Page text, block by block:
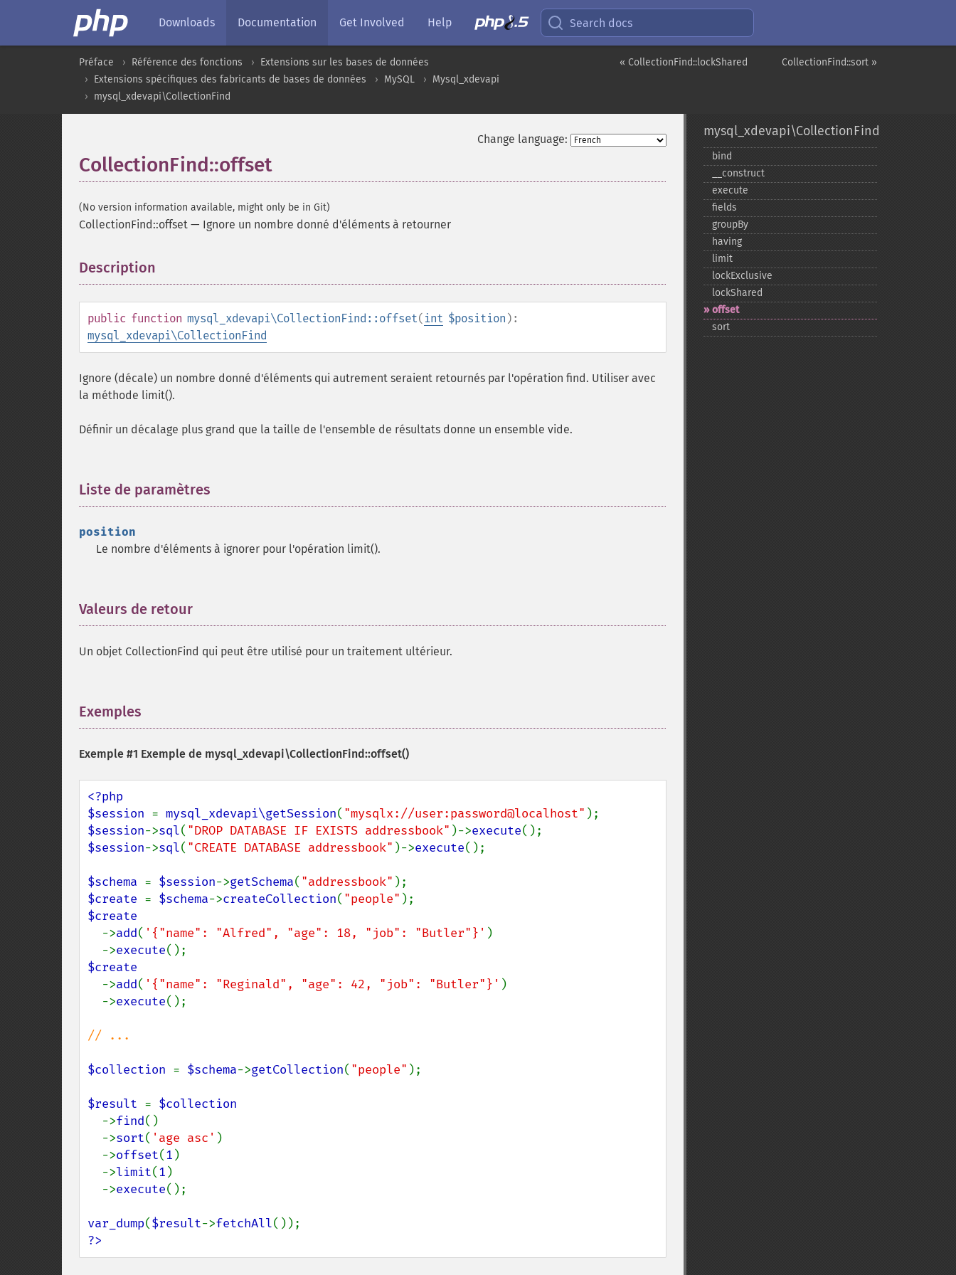
Downloads Documentation Get Involved Help Search docs
CollectionFind::sort »
« CollectionFind::lockShared
Préface Référence des fonctions
Extensions sur les bases de données
Extensions spécifiques des fabricants de bases de données
MySQL
Mysql_xdevapi
mysql_xdevapi\CollectionFind
Change language:
CollectionFind::offset
(No version information available, might only be in Git)
CollectionFind::offset — Ignore un nombre donné d'éléments à retourner
Description
public function mysql_xdevapi\CollectionFind::offset( int $position ):
mysql_xdevapi\CollectionFind
Ignore (décale) un nombre donné d'éléments qui autrement seraient retournés par l'opération find. Utiliser avec
la méthode limit().
Définir un décalage plus grand que la taille de l'ensemble de résultats donne un ensemble vide.
Liste de paramètres
position
Le nombre d'éléments à ignorer pour l'opération limit().
Valeurs de retour
Un objet CollectionFind qui peut être utilisé pour un traitement ultérieur.
Exemples
Exemple #1 Exemple de mysql_xdevapi\CollectionFind::offset()
<?php
$session = mysql_xdevapi\getSession( "mysqlx://user:password@localhost"
$session->sql( "DROP DATABASE IF EXISTS addressbook" )->execute
$session->sql( "CREATE DATABASE addressbook" )->execute();
$schema = $session->getSchema( "addressbook"
$create = $schema->createCollection( "people"
$create
->add( '{"name": "Alfred", "age": 18, "job": "Butler"}' )
  ->
execute
$create
->add( '{"name": "Reginald", "age": 42, "job": "Butler"}' )
  ->
execute();
// ...
$collection = $schema->getCollection( "people" );
$result = $collection
->find()
  ->
sort( 'age asc' )
  ->
offset(1 )
  ->
limit(1 )
  ->
execute();
var_dump($result->fetchAll
?>
mysql_xdevapi\CollectionFind
bind
_​_​construct
execute
fields
groupBy
having
limit
lockExclusive
lockShared
offset
sort